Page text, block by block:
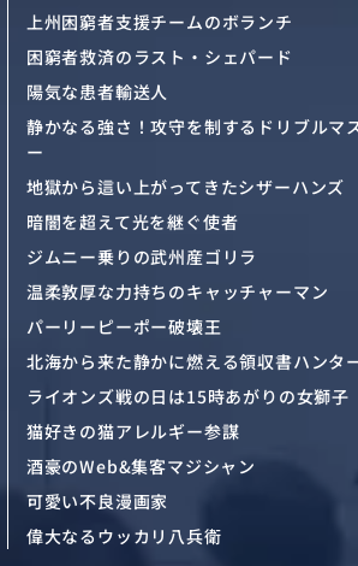
上州困窮者支援チームのボランチ
困窮者救済のラスト・シェパード
陽気な患者輸送人
静かなる強さ！攻守を制するドリブルマ
ー
地獄から這い上がってきたシザーハンズ
暗闇を超えて光を継ぐ使者
ジムニー乗りの武州産ゴリラ
温柔敦厚な力持ちのキャッチャーマン
パーリーピーポー破壊王
北海から来た静かに燃える領収書ハンタ
ライオンズ戦の日は15時あがりの女獅子
猫好きの猫アレルギー参謀
酒豪のWeb&集客マジシャン
可愛い不良漫画家
偉大なるウッカリ八兵衛